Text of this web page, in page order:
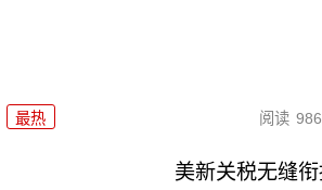
最热 阅读
美新关税无缝